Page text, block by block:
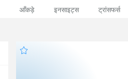
आँकड़े इनसाइट्स ट्रांसफर्स